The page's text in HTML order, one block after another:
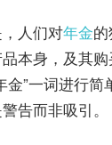
人们对年金
本身，及其
”一词进行简
告而非吸引。